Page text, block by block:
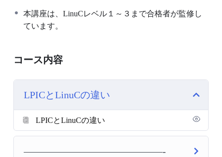
本講座は、LinuCレベル１～３まで合格者が監修し
ています。
コース内容
LPICとLinuCの違い
LPICとLinuCの違い
——————————————-